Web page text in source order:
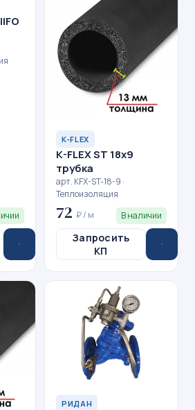
K-FLEX
K-FLEX ST 18x9
трубка
арт. KFX-ST-18-9 ·
Теплоизоляция
72 ₽ / м В наличии
Запросить
КП
РИДАН